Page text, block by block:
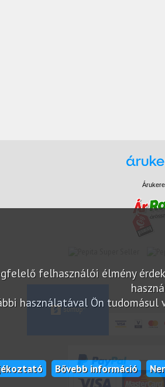
felhasználói élmény
használatával Ön
Bővebb információ